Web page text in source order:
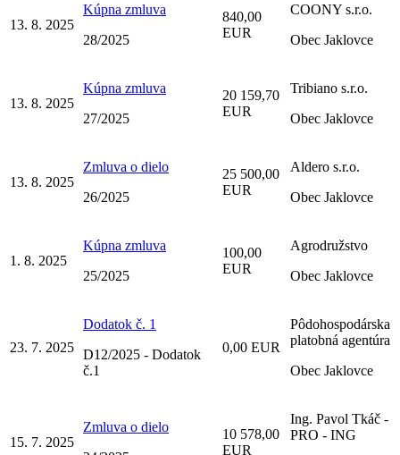
13. 8. 2025
Kúpna zmluva
28/2025
840,00
EUR
COONY s.r.o.
Obec Jaklovce
13. 8. 2025
Kúpna zmluva
27/2025
20 159,70
EUR
Tribiano s.r.o.
Obec Jaklovce
13. 8. 2025
Zmluva o dielo
26/2025
25 500,00
EUR
Aldero s.r.o.
Obec Jaklovce
1. 8. 2025
Kúpna zmluva
25/2025
100,00
EUR
Agrodružstvo
Obec Jaklovce
23. 7. 2025
Dodatok č. 1
D12/2025 - Dodatok
č.1
0,00 EUR
Pôdohospodárska
platobná agentúra
Obec Jaklovce
15. 7. 2025
Zmluva o dielo
10 578,00
EUR
Ing. Pavol Tkáč -
PRO - ING